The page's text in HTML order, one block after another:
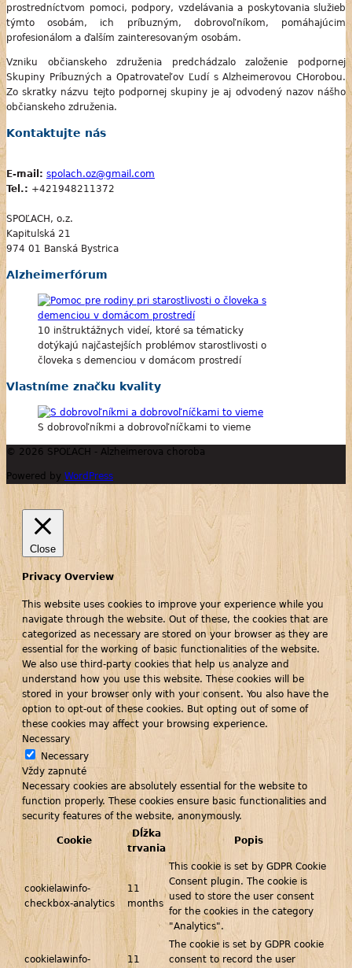
prostredníctvom pomoci, podpory, vzdelávania a poskytovania služieb
týmto osobám, ich príbuzným, dobrovoľníkom, pomáhajúcim
profesionálom a ďalším zainteresovaným osobám.
Vzniku občianskeho združenia predchádzalo založenie podpornej
Skupiny Príbuzných a Opatrovateľov Ľudí s Alzheimerovou CHorobou.
Zo skratky názvu tejto podpornej skupiny je aj odvodený nazov nášho
občianskeho združenia.
Kontaktujte nás
E-mail: spolach.oz@gmail.com
Tel.: +421948211372
SPOĽACH, o.z.
Kapitulská 21
974 01 Banská Bystrica
Alzheimerfórum
10 inštruktážnych videí, ktoré sa tématicky
dotýkajú najčastejších problémov starostlivosti o
človeka s demenciou v domácom prostredí
Vlastníme značku kvality
S dobrovoľníkmi a dobrovoľníčkami to vieme
© 2026 SPOĽACH - Alzheimerova choroba
Powered by WordPress
Close
Privacy Overview
This website uses cookies to improve your experience while you
navigate through the website. Out of these, the cookies that are
categorized as necessary are stored on your browser as they are
essential for the working of basic functionalities of the website.
We also use third-party cookies that help us analyze and
understand how you use this website. These cookies will be
stored in your browser only with your consent. You also have the
option to opt-out of these cookies. But opting out of some of
these cookies may affect your browsing experience.
Necessary
Necessary
Vždy zapnuté
Necessary cookies are absolutely essential for the website to
function properly. These cookies ensure basic functionalities and
security features of the website, anonymously.
Cookie
Dĺžka
trvania
Popis
cookielawinfo-
checkbox-analytics
11
months
This cookie is set by GDPR Cookie
Consent plugin. The cookie is
used to store the user consent
for the cookies in the category
"Analytics".
cookielawinfo-
11
The cookie is set by GDPR cookie
consent to record the user